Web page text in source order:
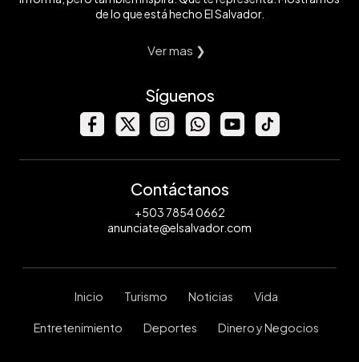
de lo que está hecho El Salvador.
Ver mas ❯
Síguenos
Contáctanos
+503 7854 0662
anunciate@elsalvador.com
Inicio Turismo Noticias Vida
Entretenimiento Deportes Dinero y Negocios